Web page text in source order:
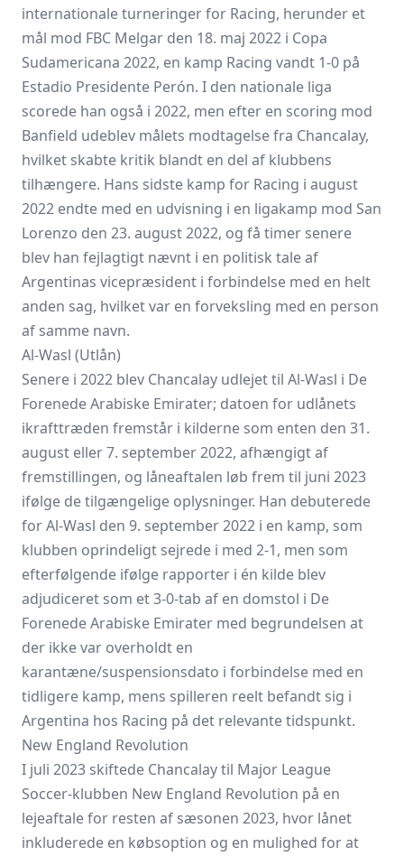
internationale turneringer for Racing, herunder et
mål mod FBC Melgar den 18. maj 2022 i Copa
Sudamericana 2022, en kamp Racing vandt 1-0 på
Estadio Presidente Perón. I den nationale liga
scorede han også i 2022, men efter en scoring mod
Banfield udeblev målets modtagelse fra Chancalay,
hvilket skabte kritik blandt en del af klubbens
tilhængere. Hans sidste kamp for Racing i august
2022 endte med en udvisning i en ligakamp mod San
Lorenzo den 23. august 2022, og få timer senere
blev han fejlagtigt nævnt i en politisk tale af
Argentinas vicepræsident i forbindelse med en helt
anden sag, hvilket var en forveksling med en person
af samme navn.
Al‑Wasl (Utlån)
Senere i 2022 blev Chancalay udlejet til Al‑Wasl i De
Forenede Arabiske Emirater; datoen for udlånets
ikrafttræden fremstår i kilderne som enten den 31.
august eller 7. september 2022, afhængigt af
fremstillingen, og låneaftalen løb frem til juni 2023
ifølge de tilgængelige oplysninger. Han debuterede
for Al‑Wasl den 9. september 2022 i en kamp, som
klubben oprindeligt sejrede i med 2-1, men som
efterfølgende ifølge rapporter i én kilde blev
adjudiceret som et 3-0‑tab af en domstol i De
Forenede Arabiske Emirater med begrundelsen at
der ikke var overholdt en
karantæne/suspensionsdato i forbindelse med en
tidligere kamp, mens spilleren reelt befandt sig i
Argentina hos Racing på det relevante tidspunkt.
New England Revolution
I juli 2023 skiftede Chancalay til Major League
Soccer-klubben New England Revolution på en
lejeaftale for resten af sæsonen 2023, hvor lånet
inkluderede en købsoption og en mulighed for at